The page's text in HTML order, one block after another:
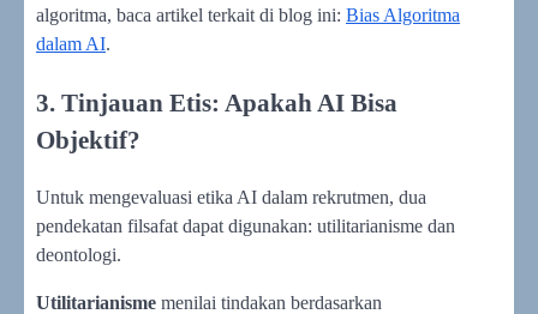
algoritma, baca artikel terkait di blog ini: Bias Algoritma
dalam AI.
3. Tinjauan Etis: Apakah AI Bisa
Objektif?
Untuk mengevaluasi etika AI dalam rekrutmen, dua
pendekatan filsafat dapat digunakan: utilitarianisme dan
deontologi.
Utilitarianisme menilai tindakan berdasarkan